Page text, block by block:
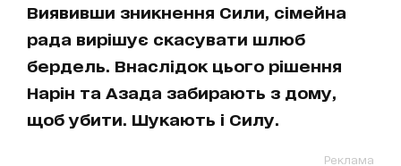
Виявивши зникнення Сили, сімейна
рада вирішує скасувати шлюб
бердель. Внаслідок цього рішення
Нарін та Азада забирають з дому,
щоб убити. Шукають і Силу.
Реклама